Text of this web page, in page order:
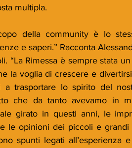
multipla.
della community è lo
e saperi.” Racconta
“La Rimessa è sempre stata
la voglia di crescere e
a trasportare lo spirito del
che da tanto avevamo in
girato in questi anni, le
le opinioni dei piccoli e
spunti legati all’esperienza